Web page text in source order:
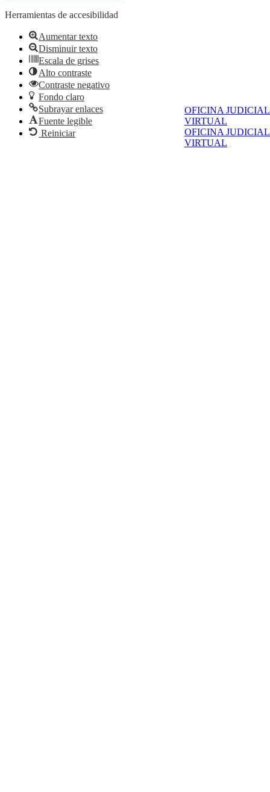
OFICINA JUDICIAL
VIRTUAL
OFICINA JUDICIAL
VIRTUAL
Herramientas de accesibilidad
Aumentar texto
Disminuir texto
Escala de grises
Alto contraste
Contraste negativo
Fondo claro
Subrayar enlaces
Fuente legible
Reiniciar